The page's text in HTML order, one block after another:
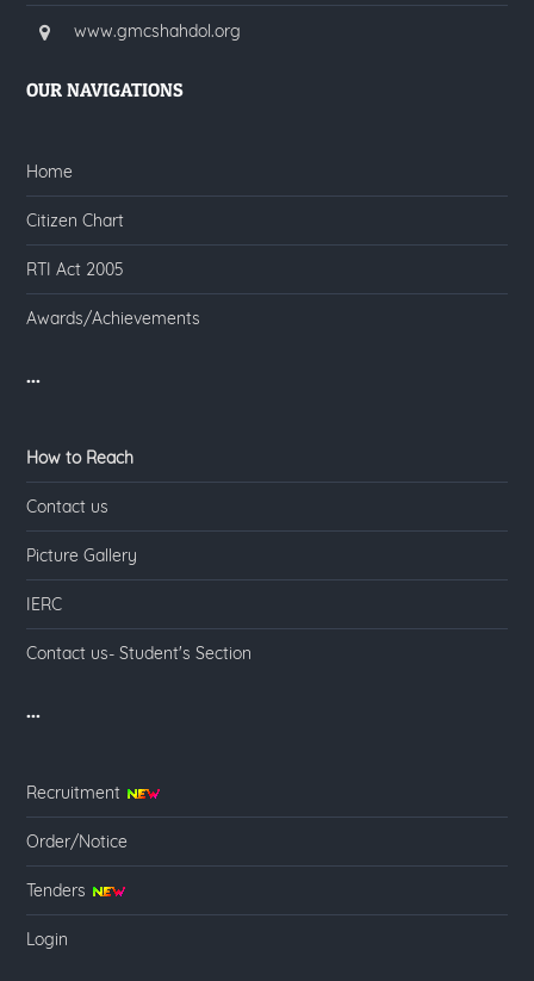
www.gmcshahdol.org
OUR NAVIGATIONS
Home
Citizen Chart
RTI Act 2005
Awards/Achievements
...
How to Reach
Contact us
Picture Gallery
IERC
Contact us- Student's Section
...
Recruitment
Order/Notice
Tenders
Login